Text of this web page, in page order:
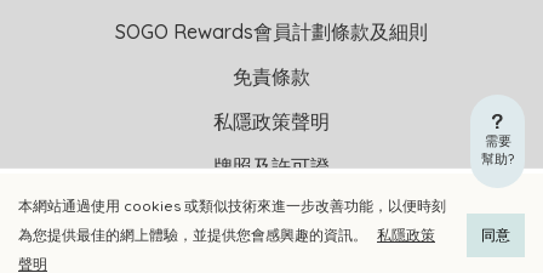
加入購物車 立即選購
本網站通過使用 cookies 或類似技術來進一步改善功能，以便時刻
為您提供最佳的網上體驗，並提供您會感興趣的資訊。
私隱政策
聲明
同意
需要
幫助?
版權聲明 © 2026 崇光(香港)百貨有限公司 版權所有 不得轉載
SOGO Rewards會員計劃條款及細則
免責條款
私隱政策聲明
牌照及許可證